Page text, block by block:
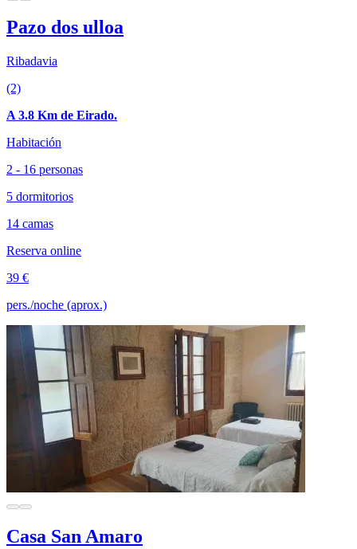
Pazo dos ulloa
Ribadavia
(2)
A 3.8 Km de Eirado.
Habitación
2 - 16 personas
5 dormitorios
14 camas
Reserva online
39 €
pers./noche (aprox.)
Casa San Amaro